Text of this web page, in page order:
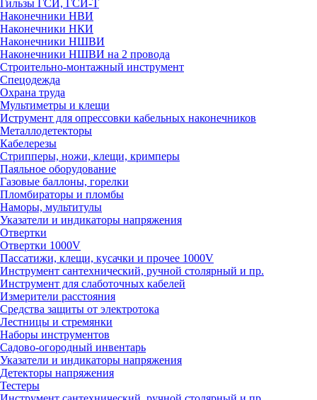
Гильзы ГСИ, ГСИ-Т
Наконечники НВИ
Наконечники НКИ
Наконечники НШВИ
Наконечники НШВИ на 2 провода
Строительно-монтажный инструмент
Спецодежда
Охрана труда
Мультиметры и клещи
Иструмент для опрессовки кабельных наконечников
Металлодетекторы
Кабелерезы
Стрипперы, ножи, клещи, кримперы
Паяльное оборудование
Газовые баллоны, горелки
Пломбираторы и пломбы
Наморы, мультитулы
Указатели и индикаторы напряжения
Отвертки
Отвертки 1000V
Пассатижи, клещи, кусачки и прочее 1000V
Инструмент сантехнический, ручной столярный и пр.
Инструмент для слаботочных кабелей
Измерители расстояния
Средства защиты от электротока
Лестницы и стремянки
Наборы инструментов
Садово-огородный инвентарь
Указатели и индикаторы напряжения
Детекторы напряжения
Тестеры